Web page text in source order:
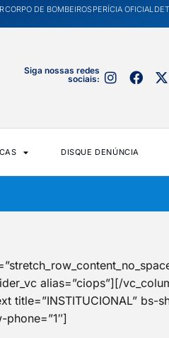
CORPO DE BOMBEIROSPERÍCIA OFICIAL
Siga nossas redes
sociais:
DISQUE DENÚNCIA
alias=”ciops”][/
title=”INSTITUCIONAL” bs-
phone=”1″]